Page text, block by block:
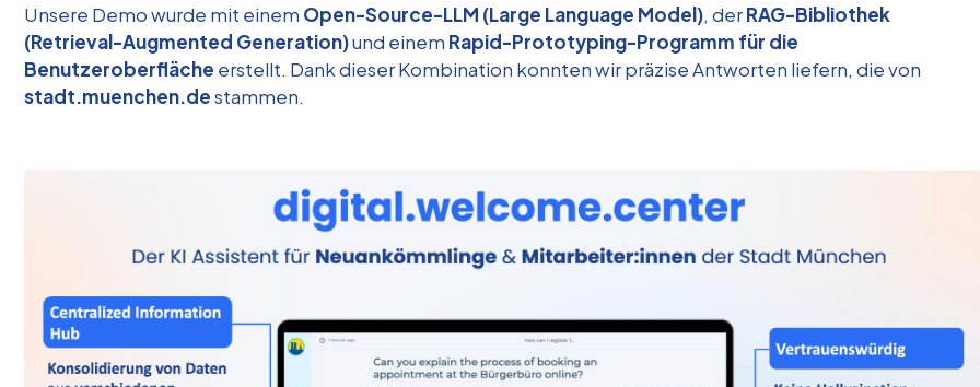
Unsere Demo wurde mit einem Open-Source-LLM (Large Language Model), derRAG-Bibliothek
(Retrieval-Augmented Generation)und einem Rapid-Prototyping-Programm für die
Benutzeroberfläche erstellt. Dank dieser Kombination konnten wir präzise Antworten liefern, die von
stadt.muenchen.destammen.